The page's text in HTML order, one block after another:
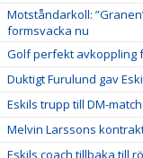
Motståndarkoll:
formsvacka nu
Golf perfekt avkoppling
Duktigt Furulund gav
Eskils trupp till DM-
Melvin Larssons
Eskils coach tillbaka till